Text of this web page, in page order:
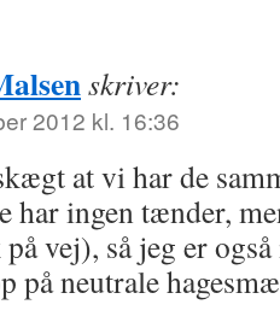
skriver:
2012 kl. 16:36
at vi har de
har ingen tænder,
vej), så jeg er
på neutrale